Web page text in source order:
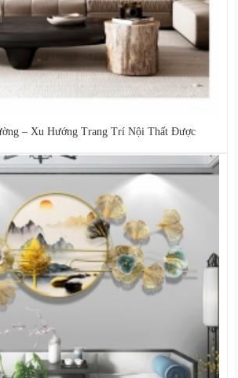
– Xu Hướng Trang Trí Nội Thất Được